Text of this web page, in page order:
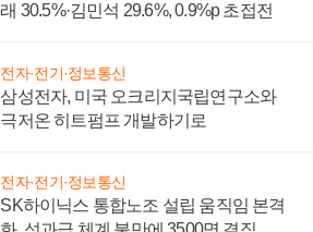
래 30.5%·김민석 29.6%, 0.9%p 초접전
전자·전기·정보통신
삼성전자, 미국 오크리지국립연구소와
극저온 히트펌프 개발하기로
전자·전기·정보통신
SK하이닉스 통합노조 설립 움직임 본격